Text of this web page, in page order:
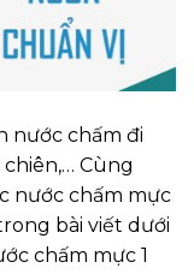
nước chấm đi
Cùng
nước chấm mực
bài viết dưới
chấm mực 1